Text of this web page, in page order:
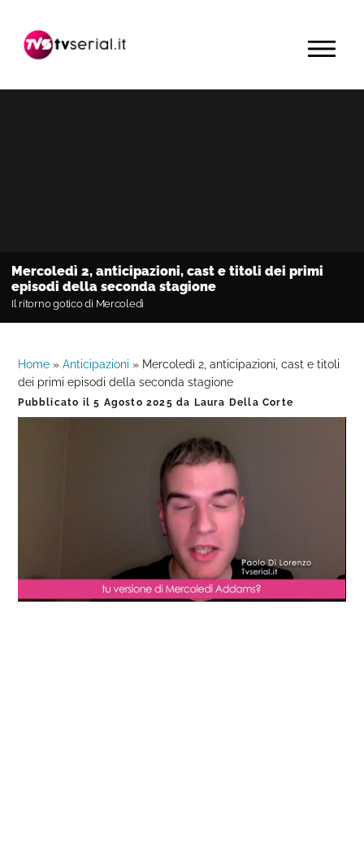
navigazione
contenuto
barra
primaria
MENU
Mercoledì 2, anticipazioni, cast e titoli dei primi
episodi della seconda stagione
Il ritorno gotico di Mercoledì
Home »Anticipazioni » Mercoledì 2, anticipazioni, cast e titoli
dei primi episodi della seconda stagione
Pubblicato il5 Agosto 2025 da Laura Della Corte
Unmute
Loaded:
0%
Progress:
0%